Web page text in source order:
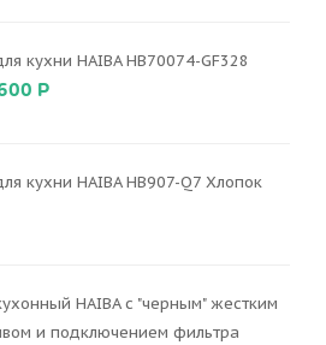
кухни HAIBA HB70074-GF328
Р
кухни HAIBA HB907-Q7 Хлопок
HAIBA с "черным" жестким
и подключением фильтра